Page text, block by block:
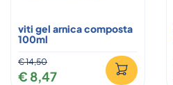
viti gel arnica composta
100ml
€ 14,50
€ 8,47